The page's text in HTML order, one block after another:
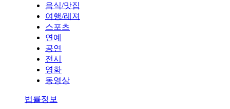
음식/맛집
여행/레져
스포츠
연예
공연
전시
영화
동영상
법률정보